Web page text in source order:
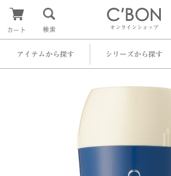
オンラインショップ
カート 検索
アイテムから探す シリーズから探す